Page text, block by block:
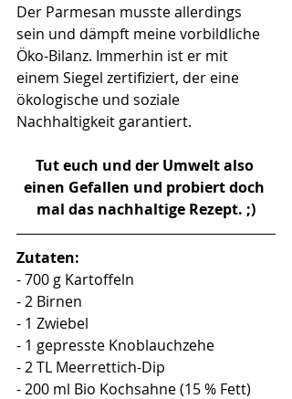
Der Parmesan musste allerdings
sein und dämpft meine vorbildliche
Öko-Bilanz. Immerhin ist er mit
einem Siegel zertifiziert, der eine
ökologische und soziale
Nachhaltigkeit garantiert.
Tut euch und der Umwelt also
einen Gefallen und probiert doch
mal das nachhaltige Rezept. ;)
Zutaten:
- 700 g Kartoffeln
- 2 Birnen
- 1 Zwiebel
- 1 gepresste Knoblauchzehe
- 2 TL Meerrettich-Dip
- 200 ml Bio Kochsahne (15 % Fett)